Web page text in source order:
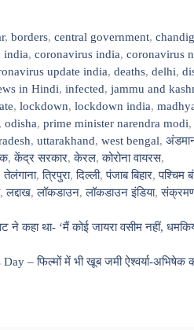
,borders,central government,
india, coronavirus india, coronavirus
update india, deaths, delhi,
in Hindi, infected, jammu and
, lockdown, lockdown india,
, odisha, prime minister narendra modi,
, uttarakhand, west bengal,
,केंद्र सरकार,केरल,कोरोना वायरस,
तेलंगाना,त्रिपुरा,दिल्ली,पंजाब बिहार,पश्चिम
,लद्दाख,लॉकडाउन,लॉकडाउन इंडिया,
कहा था- ‘मैं कोई जायरा वसीम नहीं,
– फिल्मों में भी खूब जमी ऐश्वर्या-अभिषेक